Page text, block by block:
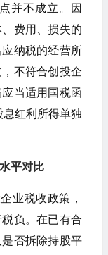
并不成立。因
费用、损失的
纳税的经营所
不符合创投企
当适用国税函
息红利所得单独
平对比
业税收政策，
负。在已有合
否拆除持股平